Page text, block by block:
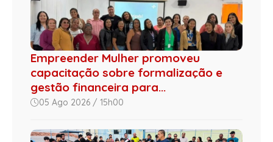
Empreender Mulher promoveu
capacitação sobre formalização e
gestão financeira para...
05 Ago 2026 / 15h00